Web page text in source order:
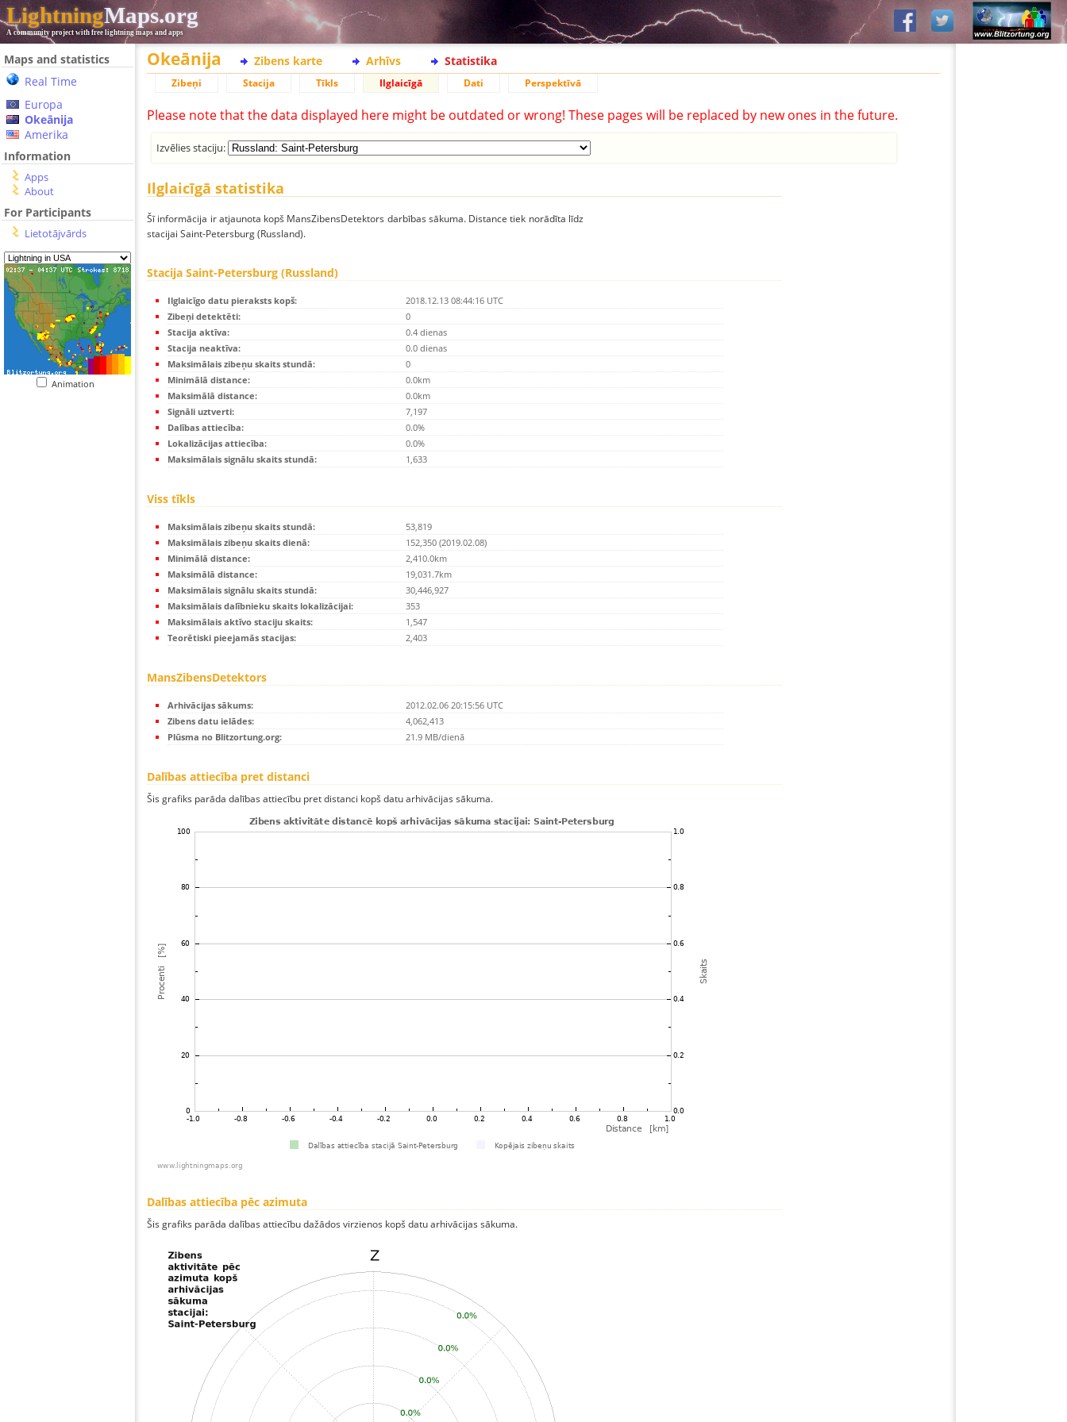
LightningMaps.org
A community project with free lightning maps and apps
Maps and statistics
Real Time
Europa
Okeānija
Amerika
Information
Apps
About
For Participants
Lietotājvārds
Animation
Okeānija Zibens karte Arhīvs Statistika
Zibeņi Stacija Tīkls Ilglaicīgā Dati Perspektīvā
Please note that the data displayed here might be outdated or wrong! These pages will be replaced by new ones in the future.
Izvēlies staciju:
Ilglaicīgā statistika
Šī informācija ir atjaunota kopš MansZibensDetektors darbības sākuma. Distance tiek norādīta līdz
stacijai Saint-Petersburg (Russland).
Stacija Saint-Petersburg (Russland)
Ilglaicīgo datu pieraksts kopš:
2018.12.13 08:44:16 UTC
Zibeņi detektēti:
0
Stacija aktīva:
0.4 dienas
Stacija neaktīva:
0.0 dienas
Maksimālais zibeņu skaits stundā:
0
Minimālā distance:
0.0km
Maksimālā distance:
0.0km
Signāli uztverti:
7,197
Dalības attiecība:
0.0%
Lokalizācijas attiecība:
0.0%
Maksimālais signālu skaits stundā:
1,633
Viss tīkls
Maksimālais zibeņu skaits stundā:
53,819
Maksimālais zibeņu skaits dienā:
152,350 (2019.02.08)
Minimālā distance:
2,410.0km
Maksimālā distance:
19,031.7km
Maksimālais signālu skaits stundā:
30,446,927
Maksimālais dalībnieku skaits lokalizācijai:
353
Maksimālais aktīvo staciju skaits:
1,547
Teorētiski pieejamās stacijas:
2,403
MansZibensDetektors
Arhivācijas sākums:
2012.02.06 20:15:56 UTC
Zibens datu ielādes:
4,062,413
Plūsma no Blitzortung.org:
21.9 MB/dienā
Dalības attiecība pret distanci
Šis grafiks parāda dalības attiecību pret distanci kopš datu arhivācijas sākuma.
Dalības attiecība pēc azimuta
Šis grafiks parāda dalības attiecību dažādos virzienos kopš datu arhivācijas sākuma.